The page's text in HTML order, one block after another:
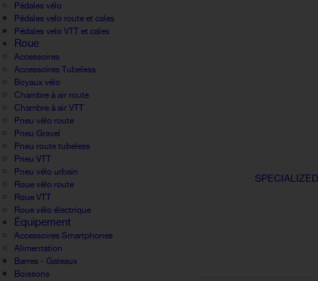
Pédales vélo
Pédales velo route et cales
Pédales velo VTT et cales
Roue
Accessoires
Accessoires Tubeless
Boyaux vélo
Chambre à air route
Chambre à air VTT
Pneu vélo route
Pneu Gravel
Pneu route tubeless
Pneu VTT
Pneu vélo urbain
Roue vélo route
Roue VTT
Roue vélo électrique
Équipement
Accessoires Smartphones
Alimentation
Barres - Gateaux
Boissons